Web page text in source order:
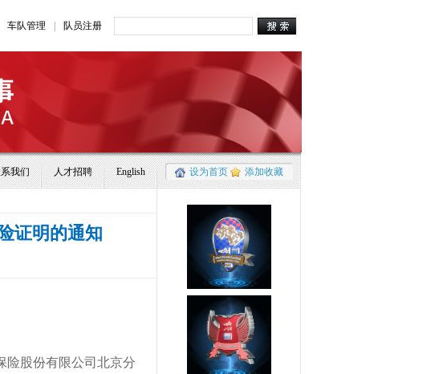
车队管理 队员注册
设为首页 添加收藏
我们 人才招聘 English
证明的通知
股份有限公司北京分